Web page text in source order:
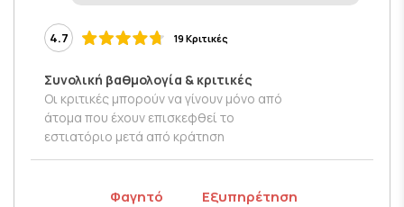
4.7 19 Κριτικές
Συνολική βαθμολογία & κριτικές
Οι κριτικές μπορούν να γίνουν μόνο από
άτομα που έχουν επισκεφθεί το
εστιατόριο μετά από κράτηση
Φαγητό Εξυπηρέτηση